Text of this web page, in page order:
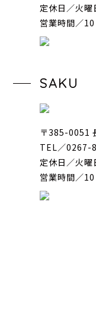
定休日／火曜
営業時間／
SAKU
〒385-0051
TEL／0267-
定休日／火曜
営業時間／